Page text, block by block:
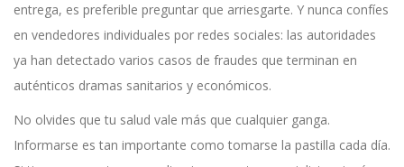
entrega, es preferible preguntar que arriesgarte. Y nunca confíes
en vendedores individuales por redes sociales: las autoridades
ya han detectado varios casos de fraudes que terminan en
auténticos dramas sanitarios y económicos.
No olvides que tu salud vale más que cualquier ganga.
Informarse es tan importante como tomarse la pastilla cada día.